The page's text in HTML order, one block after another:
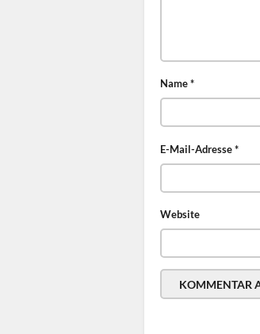
Name*
E-Mail-Adresse*
Website